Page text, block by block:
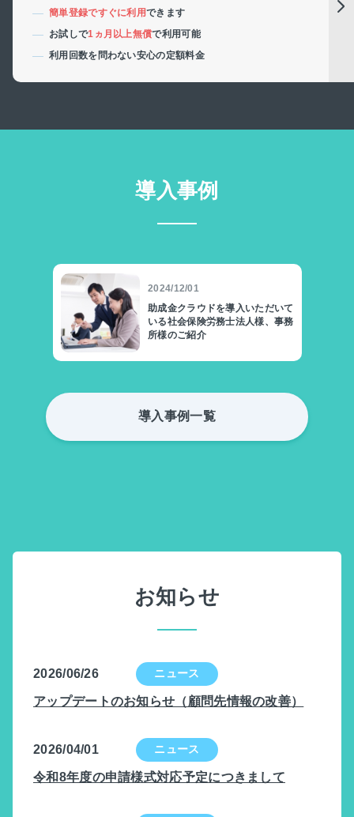
簡単登録ですぐに利用できます
お試しで1ヵ月以上無償で利用可能
利用回数を問わない安心の定額料金
導入事例
2024/12/01
助成金クラウドを導入いただいて
いる社会保険労務士法人様、事務
所様のご紹介
導入事例一覧
お知らせ
2026/06/26
アップデートのお知らせ（顧問先情報の改善）
2026/04/01
令和8年度の申請様式対応予定につきまして